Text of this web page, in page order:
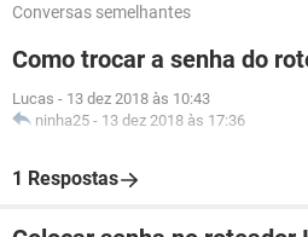
Conversas semelhantes
Como trocar a senha do
Lucas - 13 dez 2018 às 10:43
ninha25 - 13 dez 2018 às 17:36
1 Respostas